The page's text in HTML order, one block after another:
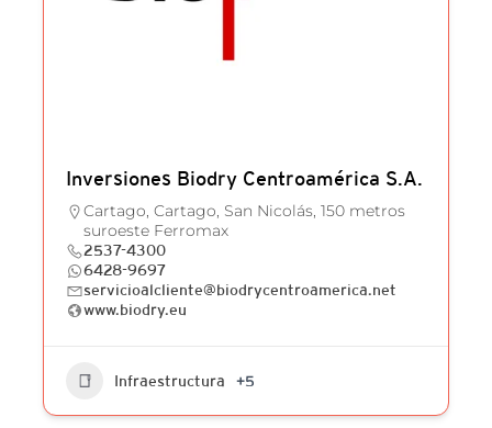
Inversiones Biodry Centroamérica S.A.
Cartago, Cartago, San Nicolás, 150 metros
suroeste Ferromax
2537-4300
6428-9697
servicioalcliente@biodrycentroamerica.net
www.biodry.eu
Infraestructura +5